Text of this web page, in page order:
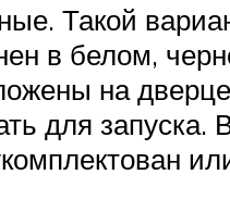
Такой
в белом,
на
для